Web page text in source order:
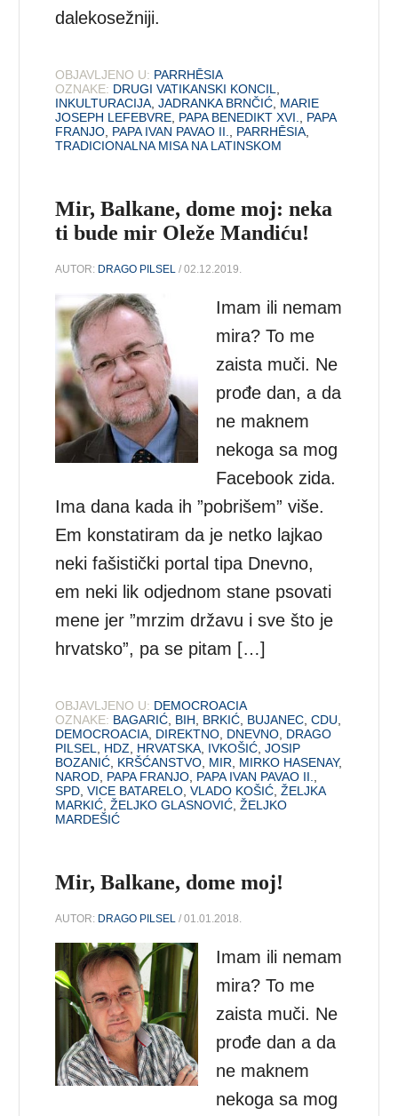
dalekosežniji.
OBJAVLJENO U: PARRHĒSIA
OZNAKE: DRUGI VATIKANSKI KONCIL
INKULTURACIJA ,JADRANKA BRNČIĆ MARIE
JOSEPH LEFEBVRE PAPA BENEDIKT XVI.
PAPA
FRANJO PAPA IVAN PAVAO II. PARRHĒSIA
TRADICIONALNA MISA NA LATINSKOM
Mir, Balkane, dome moj: neka
ti bude mir Oleže Mandiću!
AUTOR: DRAGO PILSEL / 02.12.2019.
Imam ili nemam
mira? To me
zaista muči. Ne
prođe dan, a da
ne maknem
nekoga sa mog
Facebook zida.
Ima dana kada ih ”pobrišem” više.
Em konstatiram da je netko lajkao
neki fašistički portal tipa Dnevno,
em neki lik odjednom stane psovati
mene jer ”mrzim državu i sve što je
hrvatsko”, pa se pitam […]
OBJAVLJENO U: DEMOCROACIA
OZNAKE: BAGARIĆ BIH BRKIĆ BUJANEC ,CDU
DEMOCROACIA DIREKTNO DNEVNO DRAGO
PILSEL
HDZ HRVATSKA IVKOŠIĆ ,JOSIP
BOZANIĆ KRŠĆANSTVO MIR MIRKO HASENAY,
NAROD PAPA FRANJO PAPA IVAN PAVAO II.
SPD ,VICE BATARELO ,VLADO KOŠIĆ ,ŽELJKA
MARKIĆ ,ŽELJKO GLASNOVIĆ ,ŽELJKO
MARDEŠIĆ
Mir, Balkane, dome moj!
AUTOR: DRAGO PILSEL / 01.01.2018.
Imam ili nemam
mira? To me
zaista muči. Ne
prođe dan a da
ne maknem
nekoga sa mog